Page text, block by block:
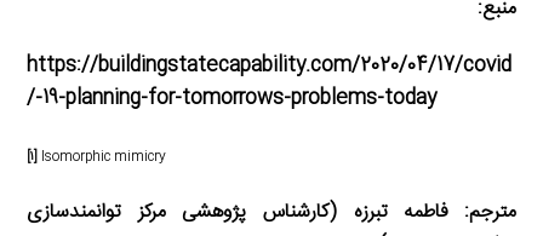
منبع:
https://buildingstatecapability.com/2020/04/17/covid
-19-planning-for-tomorrows-problems-today/
[۱] Isomorphic mimicry
مترجم: فاطمه تبرزه (کارشناس پژوهشی مرکز توانمندسازی